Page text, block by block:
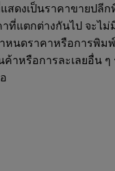
สดงเป็นราคาขายปลีก
ที่แตกต่างกันไป จะไม่
หนดราคาหรือการพิม
าหรือการละเลยอื่น ๆ